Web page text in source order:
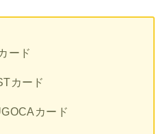
ード
カード
カード